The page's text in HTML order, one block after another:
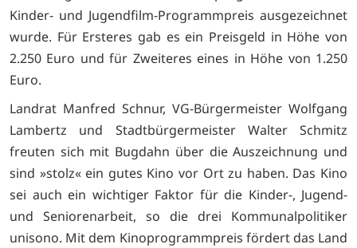
Kinder- und Jugendfilm-Programmpreis ausgezeichnet
wurde. Für Ersteres gab es ein Preisgeld in Höhe von
2.250 Euro und für Zweiteres eines in Höhe von 1.250
Euro.
Landrat Manfred Schnur, VG-Bürgermeister Wolfgang
Lambertz und Stadtbürgermeister Walter Schmitz
freuten sich mit Bugdahn über die Auszeichnung und
sind »stolz« ein gutes Kino vor Ort zu haben. Das Kino
sei auch ein wichtiger Faktor für die Kinder-, Jugend-
und Seniorenarbeit, so die drei Kommunalpolitiker
unisono. Mit dem Kinoprogrammpreis fördert das Land